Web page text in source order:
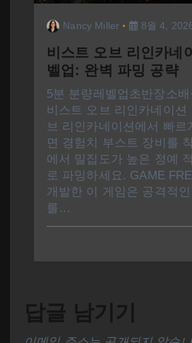
Nancy Miller 8월 4,
비스트 오브 리인카네
벨업: 완벽 파밍 공략
5분 분량레벨업초반장소
비스트 오브 리인카네이
브 리인카네이션에서 빠르
면 경험치 부스트 장비를
에서 밀집도가 높은 정예
로 파밍하세요. GAME
개발한 이 게임은 공격적
를…
답글 남기기